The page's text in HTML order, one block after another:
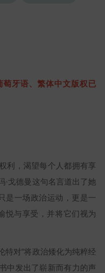
萄牙语、繁体中文版权已
利，渴望每个人都拥有享
·戈德曼这句名言道出了她
是一场政治运动，更是一
与享受，并将它们视为
特对“将政治矮化为纯粹经
中发出了崭新而有力的声